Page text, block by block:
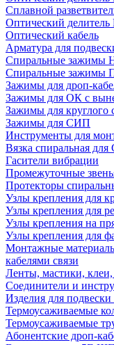
Сплавной
Оптический
Оптический кабель
Арматура для
Спиральные зажимы
Спиральные зажимы
Зажимы для дроп-
Зажимы для ОК с
Зажимы для
Зажимы для СИП
Инструменты для
Вязка спиральная
Гасители вибрации
Промежуточные
Протекторы
Узлы крепления для
Узлы крепления для
Узлы крепления на
Узлы крепления для
Монтажные
кабелями связи
Ленты, мастики, клеи,
Соединители и
Изделия для
Термоусаживаемые
Термоусаживаемые
Абонентские дроп-